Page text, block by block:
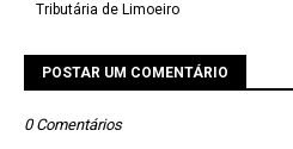
Tributária de Limoeiro
POSTAR UM COMENTÁRIO
0 Comentários